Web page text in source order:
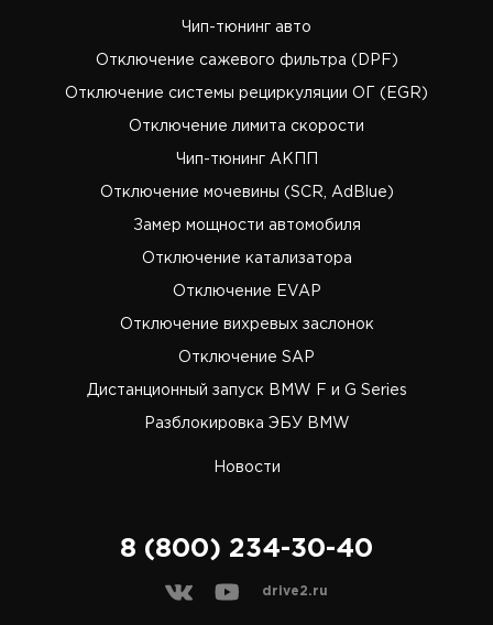
Новости
Чип-тюнинг авто
Отключение сажевого фильтра (DPF)
Отключение системы рециркуляции ОГ (EGR)
Отключение лимита скорости
Чип-тюнинг АКПП
Отключение мочевины (SCR, AdBlue)
Замер мощности автомобиля
Отключение катализатора
Отключение EVAP
Отключение вихревых заслонок
Отключение SAP
Дистанционный запуск BMW F и G Series
Разблокировка ЭБУ BMW
8 (800) 234-30-40
drive2.ru